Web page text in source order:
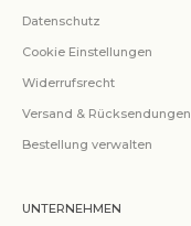
Datenschutz
Cookie Einstellungen
Widerrufsrecht
Versand & Rücksendungen
Bestellung verwalten
UNTERNEHMEN